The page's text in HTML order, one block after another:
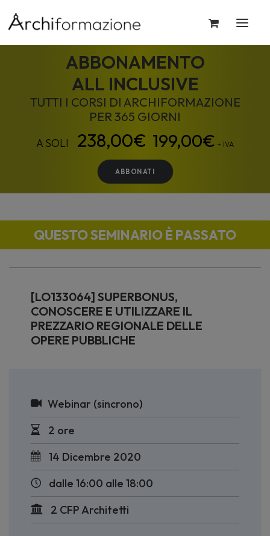
ABBONAMENTO
ALL INCLUSIVE
TUTTI I CORSI DI ARCHIFORMAZIONE
PER 365 GIORNI
199,00€ + IVA
ABBONATI
QUESTO SEMINARIO È PASSATO
[LO133064] SUPERBONUS,
CONOSCERE E UTILIZZARE IL
PREZZARIO REGIONALE DELLE
OPERE PUBBLICHE
Webinar (sincrono)
2 ore
14 Dicembre 2020
dalle 16:00 alle 18:00
2 CFP Architetti